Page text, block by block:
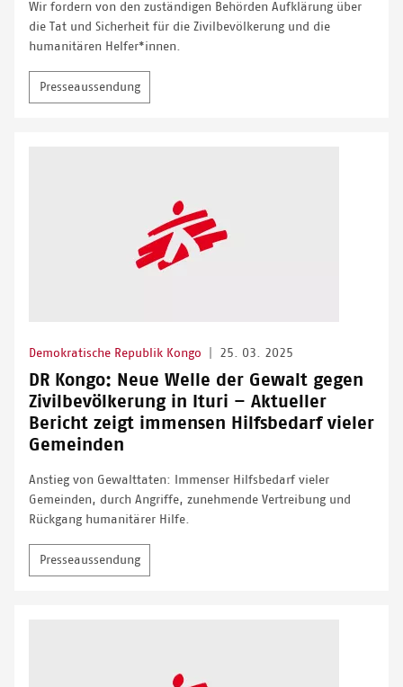
Wir fordern von den zuständigen Behörden Aufklärung über
die Tat und Sicherheit für die Zivilbevölkerung und die
humanitären Helfer*innen.
Presseaussendung
Demokratische Republik Kongo 25. 03. 2025
DR Kongo: Neue Welle der Gewalt gegen
Zivilbevölkerung in Ituri – Aktueller
Bericht zeigt immensen Hilfsbedarf vieler
Gemeinden
Anstieg von Gewalttaten: Immenser Hilfsbedarf vieler
Gemeinden, durch Angriffe, zunehmende Vertreibung und
Rückgang humanitärer Hilfe.
Presseaussendung